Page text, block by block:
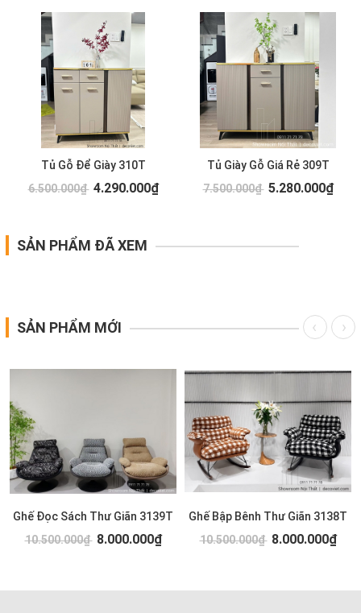
Tủ Gỗ Để Giày 310T
6.500.000₫ 4.290.000₫
Tủ Giày Gỗ Giá Rẻ 309T
7.500.000₫ 5.280.000₫
SẢN PHẨM ĐÃ XEM
SẢN PHẨM MỚI
Ghế Đọc Sách Thư Giãn 3139T
10.500.000₫ 8.000.000₫
Ghế Bập Bênh Thư Giãn 3138T
10.500.000₫ 8.000.000₫